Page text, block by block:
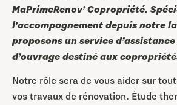
MaPrimeRenov’ Copropriété.
l’accompagnement depuis notre
proposons un service
d’ouvrage destiné aux
Notre rôle sera de vous aider sur
vos travaux de rénovation. Étude